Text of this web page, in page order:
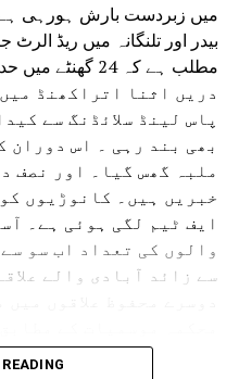
میں زبردست بارش ہورہی ہے۔
بیدر اور تلنگانہ میں ریڈ
مطلب ہے کہ 24 گھنٹے میں حد سے زیادہ بارش۔
دریں اثنا اتراکھنڈ
پاس لینڈ سلائڈنگ سے
بھی بند رہی ۔ اس دوران
ملبہ گھس گیا۔ اور نصف
خبریں ہیں۔ کانوڑیوں
ایف ٹیم لگی ہوئی ہے۔
والوں کی تعداد اب سو
سے زائد آبادی والے
دوسری ریاستوں میں